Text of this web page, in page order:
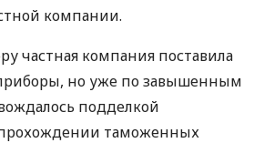
компании.
частная компания поставила
но уже по завышенным
подделкой
таможенных